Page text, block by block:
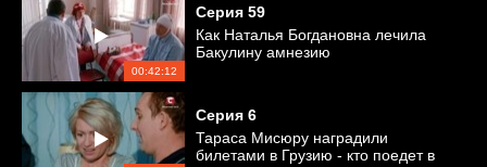
00:42:12
Серия 59
Как Наталья Богдановна лечила
Бакулину амнезию
Серия 6
Тараса Мисюру наградили
билетами в Грузию - кто поедет в